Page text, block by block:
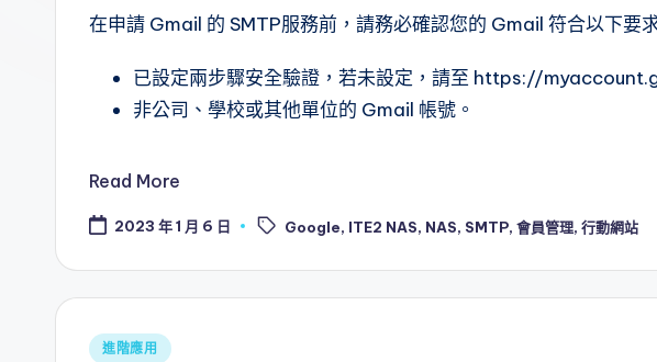
在申請 Gmail 的 SMTP服務前，請務必確認您的 Gmail 符合以下要求
已設定兩步驟安全驗證，若未設定，請至 https://
非公司、學校或其他單位的 Gmail 帳號。
Read More
2023 年 1 月 6 日
Tags: Google, ITE2 NAS, NAS, SMTP,會員管理,行動網站
Posted
進階應用